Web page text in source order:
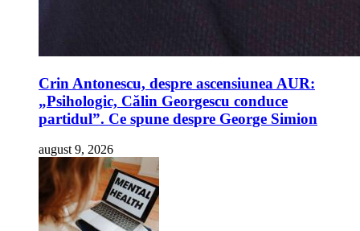
Crin Antonescu, despre ascensiunea AUR:
„Psihologic, Călin Georgescu conduce
partidul”. Ce spune despre George Simion
august 9, 2026